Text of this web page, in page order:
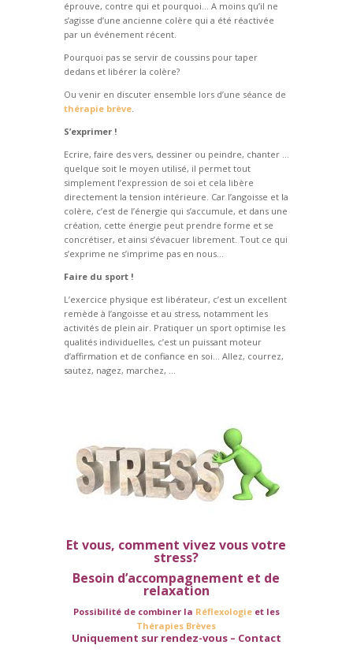
éprouve, contre qui et pourquoi… A moins qu’il ne
s’agisse d’une ancienne colère qui a été réactivée
par un événement récent.
Pourquoi pas se servir de coussins pour taper
dedans et libérer la colère?
Ou venir en discuter ensemble lors d’une séance de
thérapie brève.
S’exprimer !
Ecrire, faire des vers, dessiner ou peindre, chanter …
quelque soit le moyen utilisé, il permet tout
simplement l’expression de soi et cela libère
directement la tension intérieure. Car l’angoisse et la
colère, c’est de l’énergie qui s’accumule, et dans une
création, cette énergie peut prendre forme et se
concrétiser, et ainsi s’évacuer librement. Tout ce qui
s’exprime ne s’imprime pas en nous…
Faire du sport !
L’exercice physique est libérateur, c’est un excellent
remède à l’angoisse et au stress, notamment les
activités de plein air. Pratiquer un sport optimise les
qualités individuelles, c’est un puissant moteur
d’affirmation et de confiance en soi… Allez, courrez,
sautez, nagez, marchez, …
Et vous, comment vivez vous votre
stress?
Besoin d’accompagnement et de
relaxation
Possibilité de combiner la Réflexologieet les
Thérapies Brèves
Uniquement sur rendez-vous – Contact